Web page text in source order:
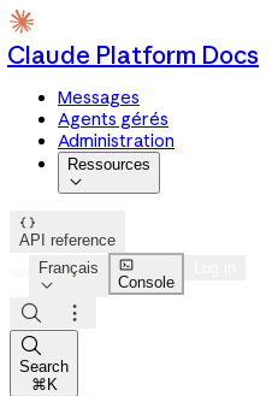
Claude Platform Docs
Messages
Agents gérés
Administration
Ressources


API reference
Français


Console



Search
⌘K